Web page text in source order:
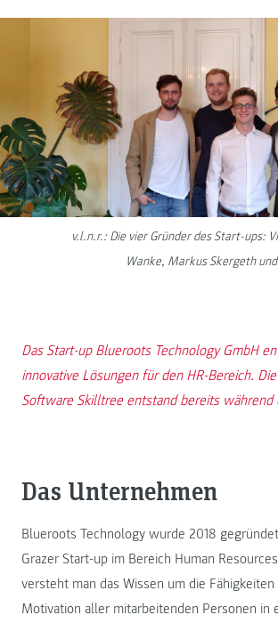
v.l.n.r.: Die vier Gründer des Start-ups:
Wanke, Markus Skergeth
Das Start-up Blueroots Technology GmbH
innovative Lösungen für den HR-Bereich.
Software Skilltree entstand bereits während
Das Unternehmen
Blueroots Technology wurde 2018
Grazer Start-up im Bereich Human
versteht man das Wissen um die Fähigkeiten
Motivation aller mitarbeitenden Personen in